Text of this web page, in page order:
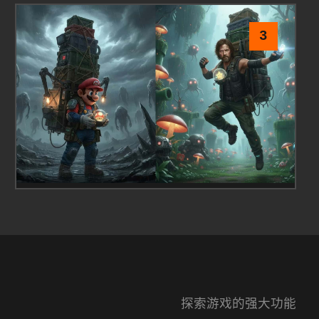
3
探索游戏的强大功能